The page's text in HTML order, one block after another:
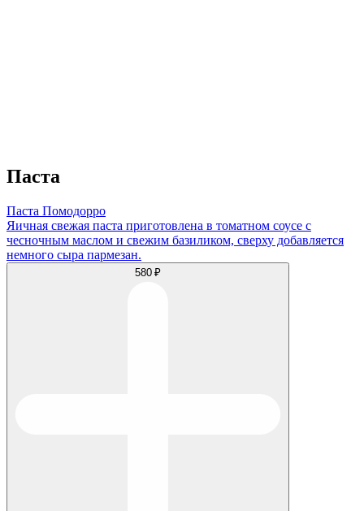
Паста
Паста Помодорро
Яичная свежая паста приготовлена в томатном соусе с
чесночным маслом и свежим базиликом, сверху добавляется
немного сыра пармезан.
580 ₽